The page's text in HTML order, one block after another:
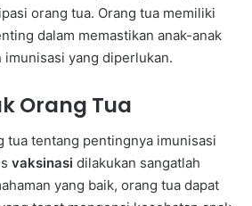
orang tua. Orang tua memiliki
dalam memastikan anak-anak
imunisasi yang diperlukan.
Orang Tua
tua tentang pentingnya imunisasi
vaksinasi dilakukan sangatlah
yang baik, orang tua dapat